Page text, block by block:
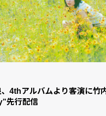
4thアルバムより客演に竹
先行配信